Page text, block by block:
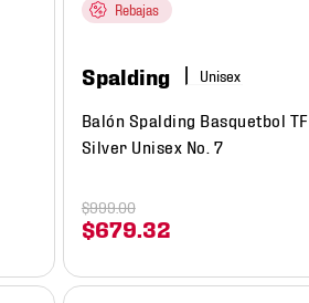
Rebajas
Spalding
Balón Spalding Basquetbol TF
Silver Unisex No. 7
$679.32
$999.00